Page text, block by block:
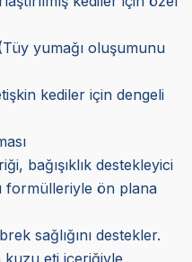
yumağı oluşumunu
kediler için dengeli
bağışıklık destekleyici
formülleriyle ön plana
sağlığını destekler.